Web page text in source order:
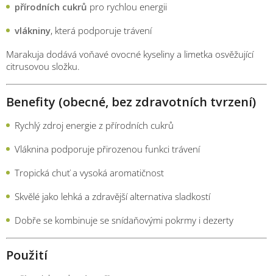
přírodních cukrů pro rychlou energii
vlákniny, která podporuje trávení
Marakuja dodává voňavé ovocné kyseliny a limetka osvěžující
citrusovou složku.
Benefity (obecné, bez zdravotních tvrzení)
Rychlý zdroj energie z přírodních cukrů
Vláknina podporuje přirozenou funkci trávení
Tropická chuť a vysoká aromatičnost
Skvělé jako lehká a zdravější alternativa sladkostí
Dobře se kombinuje se snídaňovými pokrmy i dezerty
Použití